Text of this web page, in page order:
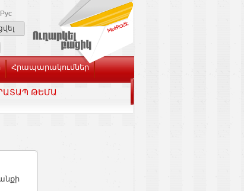
Рус
Հրապարակումներ
ԹԵՄԱ